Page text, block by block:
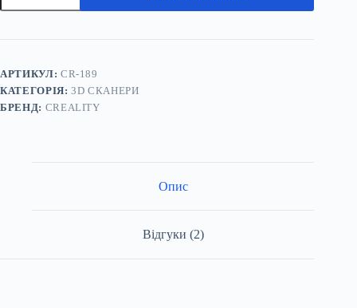
кількість
АРТИКУЛ: CR-189
КАТЕГОРІЯ:3D СКАНЕРИ
БРЕНД: CREALITY
Опис
Відгуки (2)